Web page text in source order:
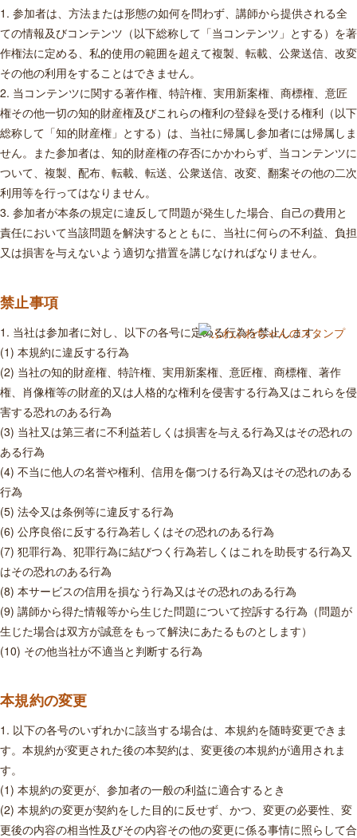
1. 参加者は、方法または形態の如何を問わず、講師から提供される全
ての情報及びコンテンツ（以下総称して「当コンテンツ」とする）を著
作権法に定める、私的使用の範囲を超えて複製、転載、公衆送信、改変
その他の利用をすることはできません。
2. 当コンテンツに関する著作権、特許権、実用新案権、商標権、意匠
権その他一切の知的財産権及びこれらの権利の登録を受ける権利（以下
総称して「知的財産権」とする）は、当社に帰属し参加者には帰属しま
せん。また参加者は、知的財産権の存否にかかわらず、当コンテンツに
ついて、複製、配布、転載、転送、公衆送信、改変、翻案その他の二次
利用等を行ってはなりません。
3. 参加者が本条の規定に違反して問題が発生した場合、自己の費用と
責任において当該問題を解決するとともに、当社に何らの不利益、負担
又は損害を与えないよう適切な措置を講じなければなりません。
禁止事項
1. 当社は参加者に対し、以下の各号に定める行為を禁止します。
(1) 本規約に違反する行為
(2) 当社の知的財産権、特許権、実用新案権、意匠権、商標権、著作
権、肖像権等の財産的又は人格的な権利を侵害する行為又はこれらを侵
害する恐れのある行為
(3) 当社又は第三者に不利益若しくは損害を与える行為又はその恐れの
ある行為
(4) 不当に他人の名誉や権利、信用を傷つける行為又はその恐れのある
行為
(5) 法令又は条例等に違反する行為
(6) 公序良俗に反する行為若しくはその恐れのある行為
(7) 犯罪行為、犯罪行為に結びつく行為若しくはこれを助長する行為又
はその恐れのある行為
(8) 本サービスの信用を損なう行為又はその恐れのある行為
(9) 講師から得た情報等から生じた問題について控訴する行為（問題が
生じた場合は双方が誠意をもって解決にあたるものとします）
(10) その他当社が不適当と判断する行為
本規約の変更
1. 以下の各号のいずれかに該当する場合は、本規約を随時変更できま
す。本規約が変更された後の本契約は、変更後の本規約が適用されま
す。
(1) 本規約の変更が、参加者の一般の利益に適合するとき
(2) 本規約の変更が契約をした目的に反せず、かつ、変更の必要性、変
更後の内容の相当性及びその内容その他の変更に係る事情に照らして合